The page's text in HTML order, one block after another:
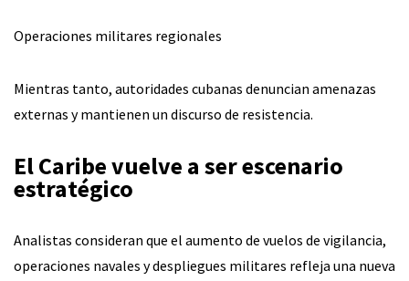
Operaciones militares regionales
Mientras tanto, autoridades cubanas denuncian amenazas
externas y mantienen un discurso de resistencia.
El Caribe vuelve a ser escenario
estratégico
Analistas consideran que el aumento de vuelos de vigilancia,
operaciones navales y despliegues militares refleja una nueva